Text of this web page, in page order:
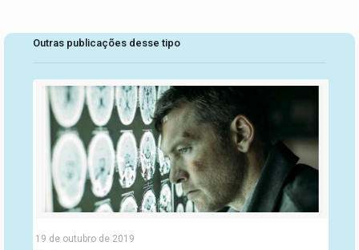
Outras publicações desse tipo
19 de outubro de 2019